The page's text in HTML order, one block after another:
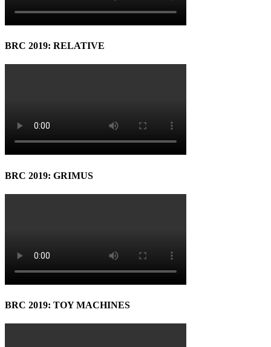
BRC 2019: RELATIVE
BRC 2019: GRIMUS
BRC 2019: TOY MACHINES